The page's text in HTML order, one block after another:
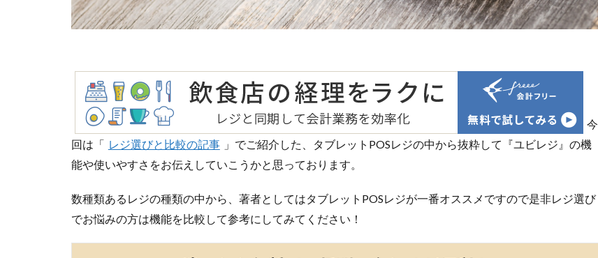
今
回は「 レジ選びと比較の記事 」でご紹介した、タブレットPOSレジの中から抜粋して『ユビレジ』の機
能や使いやすさをお伝えしていこうかと思っております。
数種類あるレジの種類の中から、著者としてはタブレットPOSレジが一番オススメですので是非レジ選び
でお悩みの方は機能を比較して参考にしてみてください！